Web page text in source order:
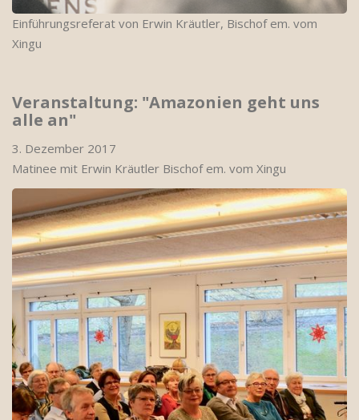
Einführungsreferat von Erwin Kräutler, Bischof em. vom
Xingu
Veranstaltung: "Amazonien geht uns
alle an"
3. Dezember 2017
Matinee mit Erwin Kräutler Bischof em. vom Xingu